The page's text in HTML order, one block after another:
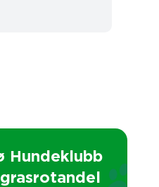
Hundeklubb